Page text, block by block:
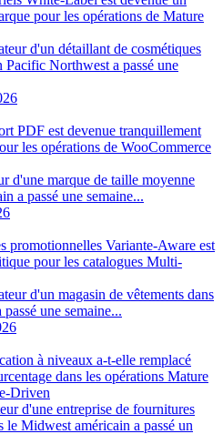
pour les opérations de Mature
d'un détaillant de cosmétiques
Pacific Northwest a passé une
PDF est devenue tranquillement
les opérations de WooCommerce
d'une marque de taille moyenne
a passé une semaine...
promotionnelles Variante-Aware est
pour les catalogues Multi-
d'un magasin de vêtements dans
une semaine...
à niveaux a-t-elle remplacé
dans les opérations Mature
Driven
d'une entreprise de fournitures
le Midwest américain a passé un